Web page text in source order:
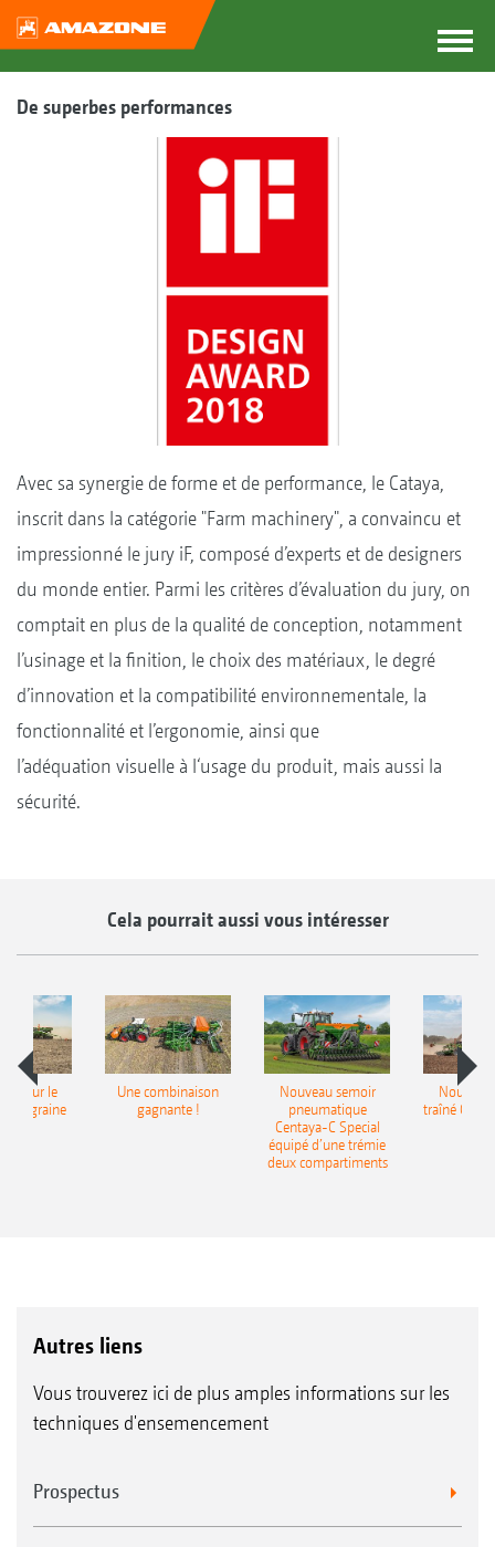
De superbes performances
Avec sa synergie de forme et de performance, le Cataya,
inscrit dans la catégorie "Farm machinery", a convaincu et
impressionné le jury iF, composé d’experts et de designers
du monde entier. Parmi les critères d’évaluation du jury, on
comptait en plus de la qualité de conception, notamment
l’usinage et la finition, le choix des matériaux, le degré
d’innovation et la compatibilité environnementale, la
fonctionnalité et l’ergonomie, ainsi que
l’adéquation visuelle à l‘usage du produit, mais aussi la
sécurité.
Cela pourrait aussi vous intéresser
pour le
Une combinaison
gagnante !
Nouveau semoir
pneumatique
Centaya-C Special
équipé d’une trémie
deux compartiments
traîné
Autres liens
Vous trouverez ici de plus amples informations sur les
techniques d'ensemencement
Prospectus